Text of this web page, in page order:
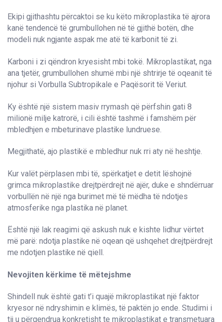
Ekipi gjithashtu përcaktoi se ku këto mikroplastika të ajrora
kanë tendencë të grumbullohen në të gjithë botën, dhe
modeli nuk ngjante aspak me atë të karbonit të zi.
Karboni i zi qëndron kryesisht mbi tokë. Mikroplastikat, nga
ana tjetër, grumbullohen shumë mbi një shtrirje të oqeanit të
njohur si Vorbulla Subtropikale e Paqësorit të Veriut.
Ky është një sistem masiv rrymash që përfshin gati 8
milionë milje katrorë, i cili është tashmë i famshëm për
mbledhjen e mbeturinave plastike lundruese.
Megjithatë, ajo plastikë e mbledhur nuk rri aty në heshtje.
Kur valët përplasen mbi të, spërkatjet e detit lëshojnë
grimca mikroplastike drejtpërdrejt në ajër, duke e shndërruar
vorbullën në një nga burimet më të mëdha të ndotjes
atmosferike nga plastika në planet.
Është një lak reagimi që askush nuk e kishte lidhur vërtet
më parë: ndotja plastike në oqean që ushqehet drejtpërdrejt
me ndotjen plastike në qiell.
Nevojiten kërkime të mëtejshme
Shindell nuk është gati t’i quajë mikroplastikat një faktor
kryesor në ndryshimin e klimës, të paktën jo ende. Studimi i
tij u përqendrua konkretisht te mikroplastikat e transmetuara